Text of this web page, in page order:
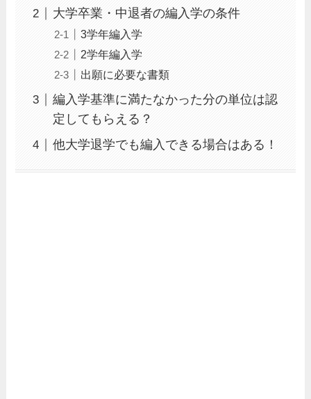
大学卒業・中退者の編入学の条件
3学年編入学
2学年編入学
出願に必要な書類
編入学基準に満たなかった分の単位は認
定してもらえる？
他大学退学でも編入できる場合はある！